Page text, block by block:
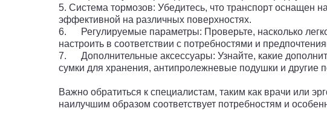
5. Система тормозов: Убедитесь, что транспорт оснащен
эффективной на различных поверхностях.
6. Регулируемые параметры: Проверьте, насколько
настроить в соответствии с потребностями и
7. Дополнительные аксессуары: Узнайте, какие
сумки для хранения, антипролежневые подушки и другие
Важно обратиться к специалистам, таким как врачи или
наилучшим образом соответствует потребностям и